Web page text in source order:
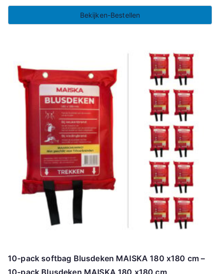
Bekijken-Bestellen
10-pack softbag Blusdeken MAISKA 180 x180 cm –
10-pack Blusdeken MAISKA 180 x180 cm